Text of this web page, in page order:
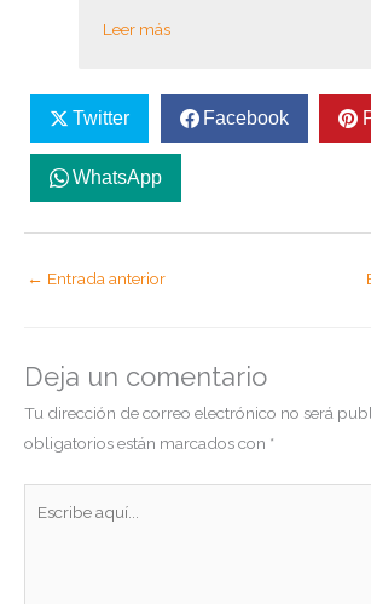
Leer más
Twitter Facebook
WhatsApp
← Entrada anterior
Deja un comentario
Tu dirección de correo electrónico no será
obligatorios están marcados con *